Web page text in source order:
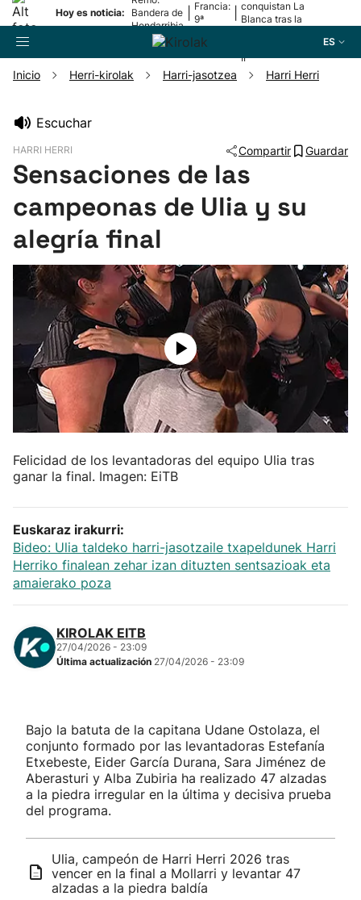
Hoy es noticia:
Bandera de
Hondarribia
Francia:
9ª
conquistan La
Blanca tras la
II
ES
Pelota
Remo
Baloncesto
Ciclismo
Herri-kirolak
Balonmano
Kirolak 360
Atletismo
Carreras de montaña
Más deportes
"Helmuga"
Inicio Herri-kirolak Harri-jasotzea Harri Herri
Escuchar
HARRI HERRI Compartir Guardar
Sensaciones de las
campeonas de Ulia y su
alegría final
Felicidad de los levantadoras del equipo Ulia tras
ganar la final. Imagen: EiTB
Euskaraz irakurri:
Bideo: Ulia taldeko harri-jasotzaile txapeldunek Harri
Herriko finalean zehar izan dituzten sentsazioak eta
amaierako poza
KIROLAK EITB
27/04/2026 - 23:09
Última actualización 27/04/2026 - 23:09
Bajo la batuta de la capitana Udane Ostolaza, el
conjunto formado por las levantadoras Estefanía
Etxebeste, Eider García Durana, Sara Jiménez de
Aberasturi y Alba Zubiria ha realizado 47 alzadas
a la piedra irregular en la última y decisiva prueba
del programa.
Ulia, campeón de Harri Herri 2026 tras
vencer en la final a Mollarri y levantar 47
alzadas a la piedra baldía